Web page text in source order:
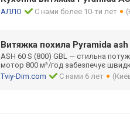
АЛЛО С нами более 10-ти лет
Витяжка похила Pyramida
ASH 60 S (800) GBL — стильна
мотор 800 м³/год забезпечує
Tviy-Dim.com
С нами 6 лет